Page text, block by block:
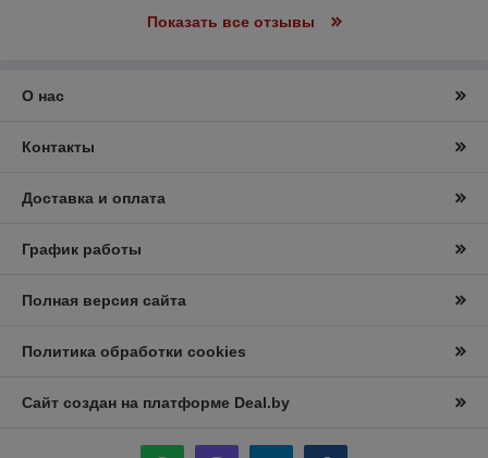
Показать все отзывы
О нас
Контакты
Доставка и оплата
График работы
Полная версия сайта
Политика обработки cookies
Сайт создан на платформе Deal.by